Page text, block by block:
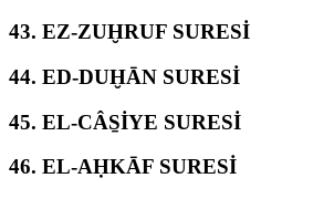
43. EZ-ZUḪRUF SURESİ
44. ED-DUḪĀN SURESİ
45. EL-CÂS̱İYE SURESİ
46. EL-AḤKĀF SURESİ